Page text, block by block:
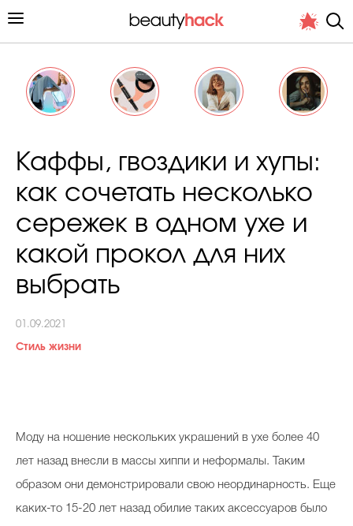
Личный опыт
Хит недели от стилиста
Худеем правильно
Каффы, гвоздики и хупы:
как сочетать несколько
сережек в одном ухе и
какой прокол для них
выбрать
01.09.2021
Стиль жизни
Моду на ношение нескольких украшений в ухе более 40
лет назад внесли в массы хиппи и неформалы. Таким
образом они демонстрировали свою неординарность. Еще
каких-то 15-20 лет назад обилие таких аксессуаров было